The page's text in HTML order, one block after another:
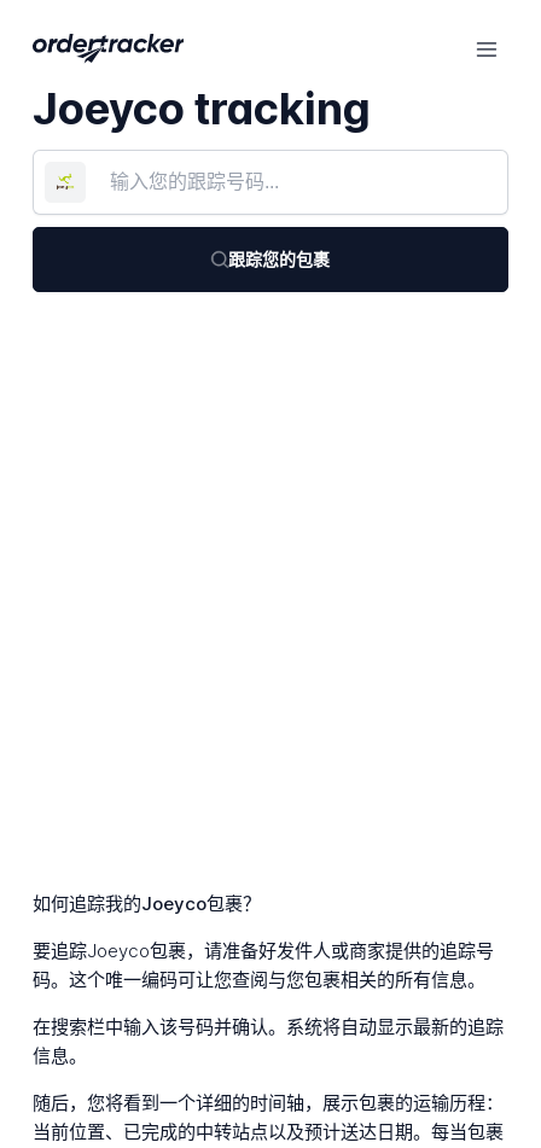
Joeyco tracking
跟踪您的包裹
如何追踪我的Joeyco包裹？
要追踪Joeyco包裹，请准备好发件人或商家提供的追踪号
码。这个唯一编码可让您查阅与您包裹相关的所有信息。
在搜索栏中输入该号码并确认。系统将自动显示最新的追踪
信息。
随后，您将看到一个详细的时间轴，展示包裹的运输历程：
当前位置、已完成的中转站点以及预计送达日期。每当包裹